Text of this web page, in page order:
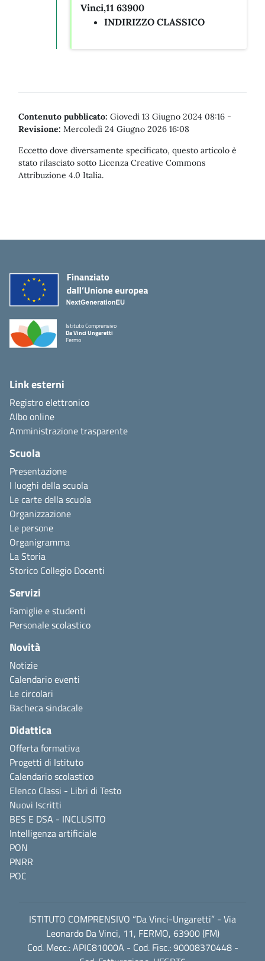
Vinci,11 63900
INDIRIZZO CLASSICO
Contenuto pubblicato: Giovedì 13 Giugno 2024 08:16 -
Revisione: Mercoledì 24 Giugno 2026 16:08
Eccetto dove diversamente specificato, questo articolo è
stato rilasciato sotto Licenza Creative Commons
Attribuzione 4.0 Italia.
Istituto Comprensivo
Da Vinci Ungaretti
Fermo
Link esterni
Registro elettronico
Albo online
Amministrazione trasparente
Scuola
Presentazione
I luoghi della scuola
Le carte della scuola
Organizzazione
Le persone
Organigramma
La Storia
Storico Collegio Docenti
Servizi
Famiglie e studenti
Personale scolastico
Novità
Notizie
Calendario eventi
Le circolari
Bacheca sindacale
Didattica
Offerta formativa
Progetti di Istituto
Calendario scolastico
Elenco Classi - Libri di Testo
Nuovi Iscritti
BES E DSA - INCLUSITO
Intelligenza artificiale
PON
PNRR
POC
ISTITUTO COMPRENSIVO “Da Vinci-Ungaretti” - Via
Leonardo Da Vinci, 11, FERMO, 63900 (FM)
Cod. Mecc.: APIC81000A - Cod. Fisc.: 90008370448 -